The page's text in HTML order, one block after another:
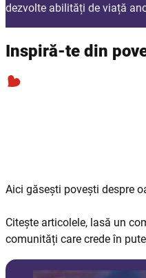
dezvolte abilități de viață
Inspiră-te din
Aici găsești povești despre
Citește articolele, lasă un
comunități care crede în